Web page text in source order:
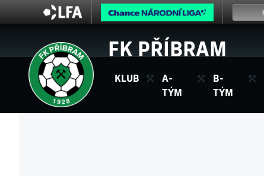
FK PŘÍBRAM
KLUB
A-
TÝM
B-
TÝM